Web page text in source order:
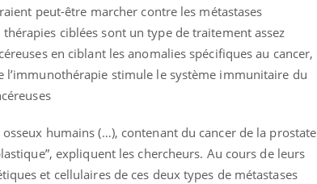
peut-être marcher contre les métastases
ciblées sont un type de traitement assez
en ciblant les anomalies spécifiques au cancer,
stimule le système immunitaire du
humains (…), contenant du cancer de la prostate
expliquent les chercheurs. Au cours de leurs
et cellulaires de ces deux types de métastases